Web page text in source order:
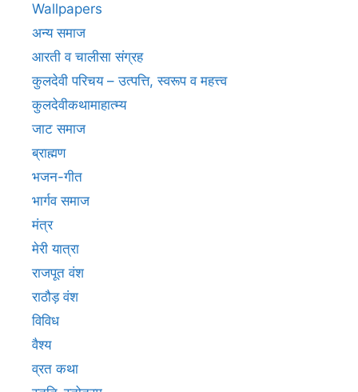
Wallpapers
अन्य समाज
आरती व चालीसा संग्रह
कुलदेवी परिचय – उत्पत्ति, स्वरूप व महत्त्व
कुलदेवीकथामाहात्म्य
जाट समाज
ब्राह्मण
भजन-गीत
भार्गव समाज
मंत्र
मेरी यात्रा
राजपूत वंश
राठौड़ वंश
विविध
वैश्य
व्रत कथा